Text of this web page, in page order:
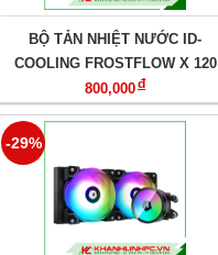
BỘ TẢN NHIỆT NƯỚC ID-
COOLING FROSTFLOW X 120
800,000đ
-29%